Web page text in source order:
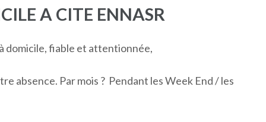
A CITE ENNASR
domicile, fiable et attentionnée,
absence. Par mois ? Pendant les Week End / les